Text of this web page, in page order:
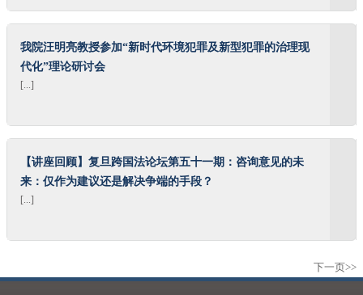
我院汪明亮教授参加“新时代环境犯罪及新型犯罪的治理现
代化”理论研讨会
[...]
【讲座回顾】复旦跨国法论坛第五十一期：咨询意见的未
来：仅作为建议还是解决争端的手段？
[...]
下一页>>